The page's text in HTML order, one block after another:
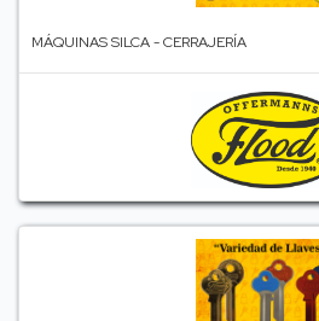
MÁQUINAS SILCA - CERRAJERÍA